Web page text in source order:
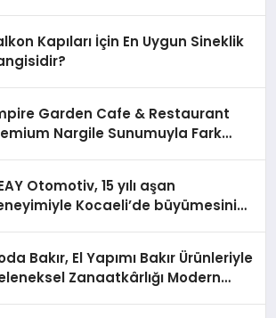
Kapıları İçin En Uygun Sineklik
Garden Cafe & Restaurant
Nargile Sunumuyla Fark
Otomotiv, 15 yılı aşan
Kocaeli’de büyümesini
Bakır, El Yapımı Bakır Ürünleriyle
Zanaatkârlığı Modern